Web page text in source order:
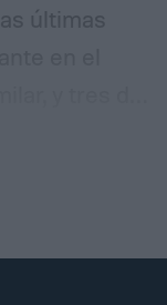
últimas
mismo
pruebas,